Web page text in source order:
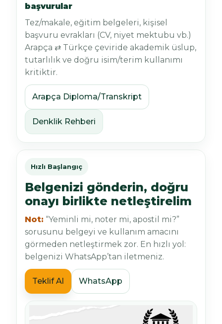
başvurular
Tez/makale, eğitim belgeleri, kişisel
başvuru evrakları (CV, niyet mektubu vb.)
Arapça ⇄ Türkçe çeviride akademik üslup,
tutarlılık ve doğru isim/terim kullanımı
kritiktir.
Arapça Diploma/Transkript
Denklik Rehberi
Hızlı Başlangıç
Belgenizi gönderin, doğru
onayı birlikte netleştirelim
Not: “Yeminli mi, noter mi, apostil mi?”
sorusunu belgeyi ve kullanım amacını
görmeden netleştirmek zor. En hızlı yol:
belgenizi WhatsApp’tan iletmeniz.
Teklif Al WhatsApp